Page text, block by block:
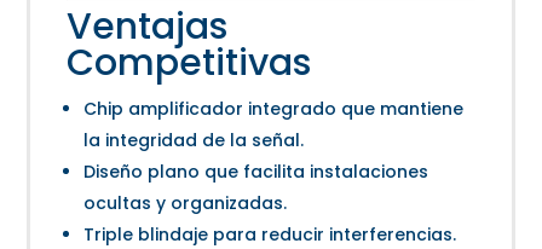
Ventajas
Competitivas
Chip amplificador integrado que mantiene
la integridad de la señal.
Diseño plano que facilita instalaciones
ocultas y organizadas.
Triple blindaje para reducir interferencias.